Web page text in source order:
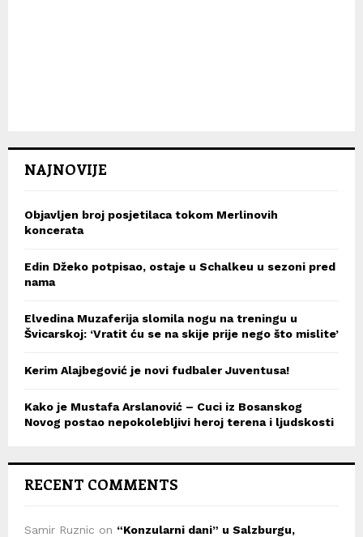
NAJNOVIJE
Objavljen broj posjetilaca tokom Merlinovih
koncerata
Edin Džeko potpisao, ostaje u Schalkeu u sezoni pred
nama
Elvedina Muzaferija slomila nogu na treningu u
Švicarskoj: ‘Vratit ću se na skije prije nego što mislite’
Kerim Alajbegović je novi fudbaler Juventusa!
Kako je Mustafa Arslanović – Cuci iz Bosanskog
Novog postao nepokolebljivi heroj terena i ljudskosti
RECENT COMMENTS
Samir Ruznic on “Konzularni dani” u Salzburgu,